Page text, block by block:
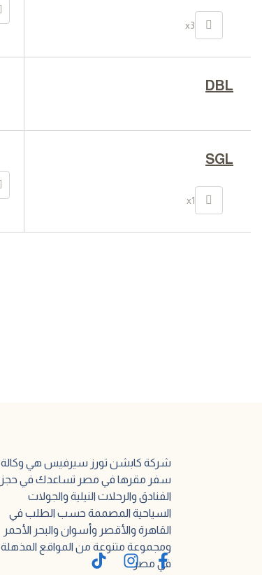
x3
DBL
SGL
x1
شركة كابشن تورز سيرفيس هي وكالة
سفر مقرها في مصر تساعدك في حجز
الفنادق والرحلات النيلية والجولات
السياحية المصممة حسب الطلب في
القاهرة والأقصر وأسوان والبحر الأحمر
ومجموعة متنوعة من المواقع المذهلة
في مصر.